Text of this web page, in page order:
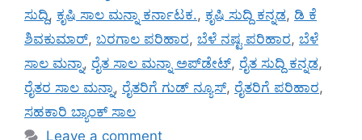
ಸುದ್ದಿ, ಕೃಷಿ ಸಾಲ ಮನ್ನಾ ಕರ್ನಾಟಕ., ಕೃಷಿ ಸುದ್ದಿ ಕನ್ನಡ, ಡಿ ಕೆ
ಶಿವಕುಮಾರ್, ಬರಗಾಲ ಪರಿಹಾರ, ಬೆಳೆ ನಷ್ಟ ಪರಿಹಾರ, ಬೆಳೆ
ಸಾಲ ಮನ್ನಾ, ರೈತ ಸಾಲ ಮನ್ನಾ ಅಪ್‌ಡೇಟ್, ರೈತ ಸುದ್ದಿ ಕನ್ನಡ,
ರೈತರ ಸಾಲ ಮನ್ನಾ, ರೈತರಿಗೆ ಗುಡ್ ನ್ಯೂಸ್, ರೈತರಿಗೆ ಪರಿಹಾರ,
ಸಹಕಾರಿ ಬ್ಯಾಂಕ್ ಸಾಲ
Leave a comment